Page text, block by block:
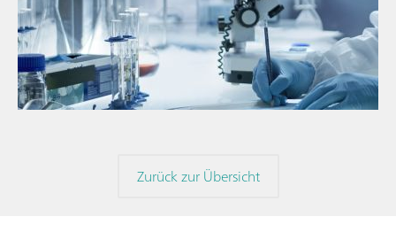
// Blogartikel
// Nahinfrarot-Spektroskopie (NIRS)
// Direktmessung
Zurück zur Übersicht